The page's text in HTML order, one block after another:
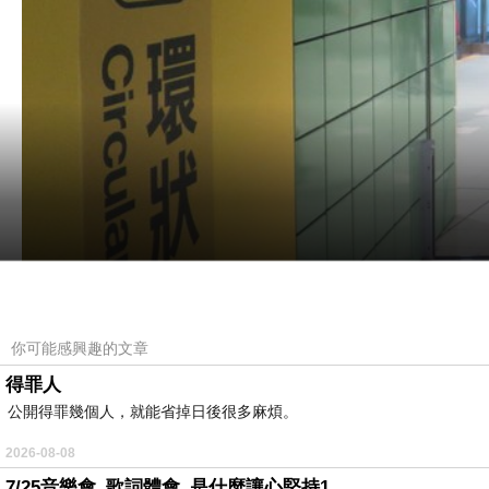
你可能感興趣的文章
得罪人
公開得罪幾個人，就能省掉日後很多麻煩。
2026-08-08